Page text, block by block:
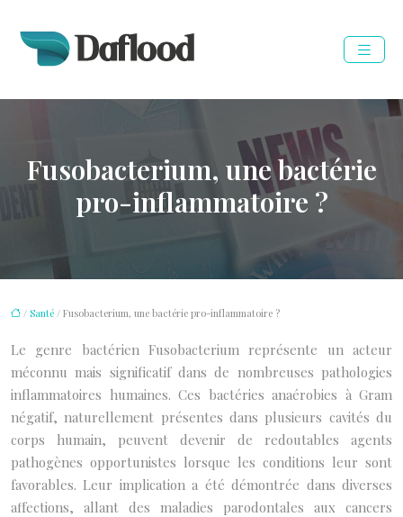
Fusobacterium, une bactérie
pro-inflammatoire ?
/ Santé / Fusobacterium, une bactérie pro-inflammatoire ?
Le genre bactérien Fusobacterium représente un acteur
méconnu mais significatif dans de nombreuses pathologies
inflammatoires humaines. Ces bactéries anaérobies à Gram
négatif, naturellement présentes dans plusieurs cavités du
corps humain, peuvent devenir de redoutables agents
pathogènes opportunistes lorsque les conditions leur sont
favorables. Leur implication a été démontrée dans diverses
affections, allant des maladies parodontales aux cancers